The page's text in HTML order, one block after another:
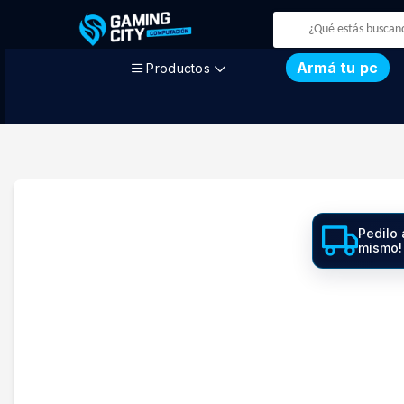
Productos Armá tu pc
Pedilo
mismo!